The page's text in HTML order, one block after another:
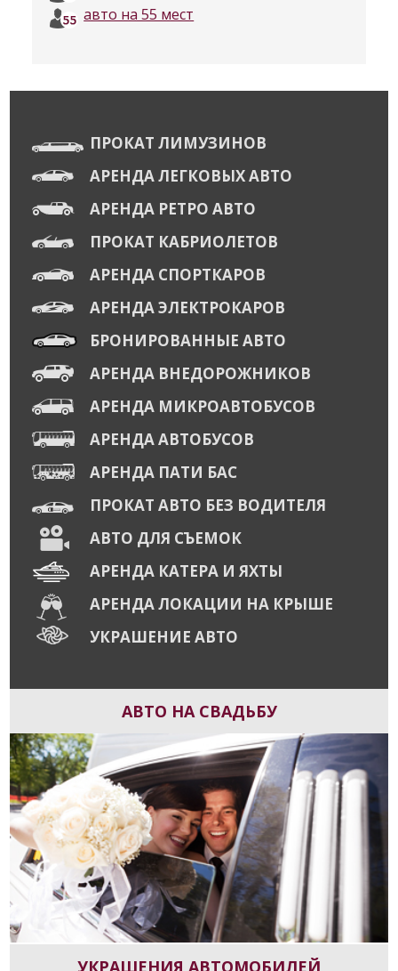
авто на 55 мест
ПРОКАТ ЛИМУЗИНОВ
АРЕНДА ЛЕГКОВЫХ АВТО
АРЕНДА РЕТРО АВТО
ПРОКАТ КАБРИОЛЕТОВ
АРЕНДА СПОРТКАРОВ
АРЕНДА ЭЛЕКТРОКАРОВ
БРОНИРОВАННЫЕ АВТО
АРЕНДА ВНЕДОРОЖНИКОВ
АРЕНДА МИКРОАВТОБУСОВ
АРЕНДА АВТОБУСОВ
АРЕНДА ПАТИ БАС
ПРОКАТ АВТО БЕЗ ВОДИТЕЛЯ
АВТО ДЛЯ СЪЕМОК
АРЕНДА КАТЕРА И ЯХТЫ
АРЕНДА ЛОКАЦИИ НА КРЫШЕ
УКРАШЕНИЕ АВТО
АВТО НА СВАДЬБУ